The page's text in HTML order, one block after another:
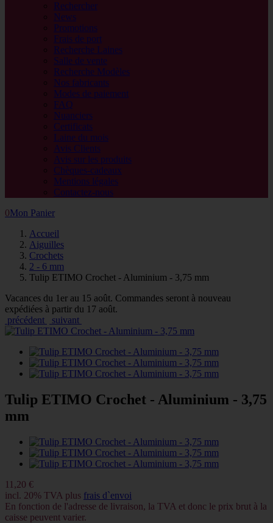
Rechercher
News
Promotions
Frais de port
Recherche Laines
Salle de vente
Recherche Modèles
Nos fabricants
Modes de paiement
FAQ
Nuanciers
Certificats
Laine du mois
Avis Clients
Avis sur les produits
Chèques-cadeaux
Mentions légales
Contactez-nous
0Mon Panier
Accueil
Aiguilles
Crochets
2 - 6 mm
Tulip ETIMO Crochet - Aluminium - 3,75 mm
Vacances du 1er au 15 août. Commandes seront à nouveau
expédiées à partir du 17 août.
précédent
suivant
Tulip ETIMO Crochet - Aluminium - 3,75
mm
11,20 €
incl. 20% TVA plus frais d`envoi
En fonction de l'adresse de livraison, la TVA et donc le prix brut à la
caisse peuvent varier.